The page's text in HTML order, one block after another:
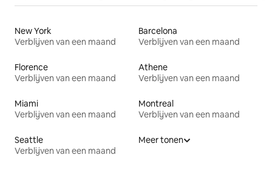
New York
Verblijven van een maand
Barcelona
Verblijven van een maand
Florence
Verblijven van een maand
Athene
Verblijven van een maand
Miami
Verblijven van een maand
Montreal
Verblijven van een maand
Seattle
Verblijven van een maand
Meer tonen